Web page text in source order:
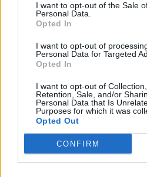
I want to opt-out of the Sale
Personal Data.
Opted In
I want to opt-out of
Personal Data for Targeted
Opted In
I want to opt-out of Collection,
Retention, Sale, and/or
Personal Data that Is
Purposes for which it was
Opted Out
CONFIRM
13/06/2005
Chiese vuote, i cattolici
scelgono la gita fuori
12/06/2005
Cattolici d'America:
Oscar a The Passion?
Boicottiamo Hollywood»